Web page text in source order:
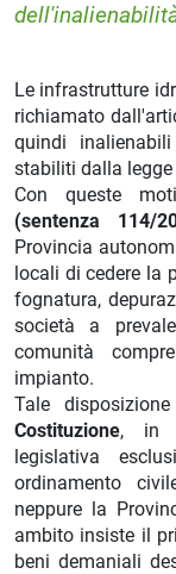
Le infrastrutture
richiamato
quindi
stabiliti dalla legge
Con queste
(sentenza 114/
Provincia
locali di cedere la
fognatura,
società a
comunità
impianto.
Tale disposizione
Costituzione, in
legislativa
ordinamento
neppure la
ambito insiste il
beni demaniali